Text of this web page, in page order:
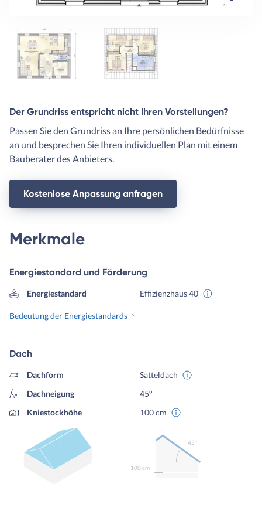
Der Grundriss entspricht nicht Ihren Vorstellungen?
Passen Sie den Grundriss an Ihre persönlichen Bedürfnisse
an und besprechen Sie Ihren individuellen Plan mit einem
Bauberater des Anbieters.
Kostenlose Anpassung anfragen
Merkmale
Energiestandard und Förderung
Energiestandard Effizienzhaus 40
Bedeutung der Energiestandards
Dach
Dachform
Satteldach
Dachneigung
45°
Kniestockhöhe
100 cm
100 cm
45º